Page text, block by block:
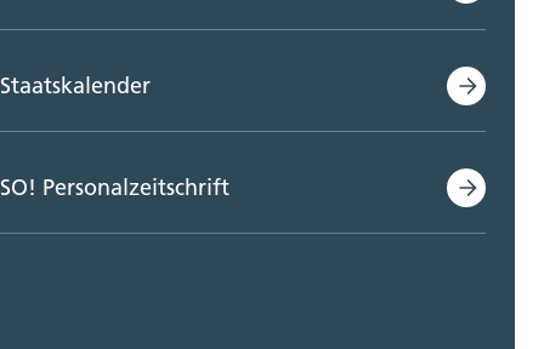
Staatskalender
SO! Personalzeitschrift